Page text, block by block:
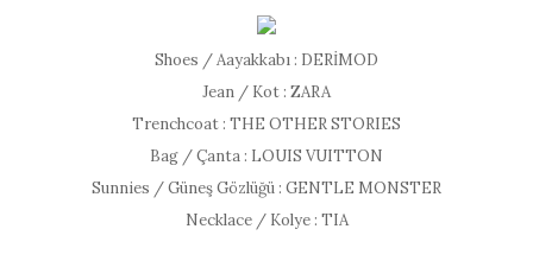
Shoes / Aayakkabı : DERİMOD
Jean / Kot : ZARA
Trenchcoat : THE OTHER STORIES
Bag / Çanta : LOUIS VUITTON
Sunnies / Güneş Gözlüğü : GENTLE MONSTER
Necklace / Kolye : TIA